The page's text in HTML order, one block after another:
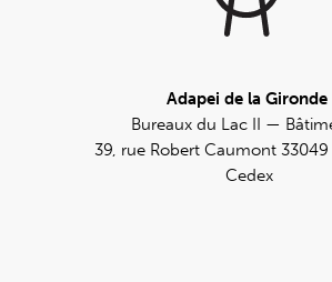
Adapei de la Gironde
Bureaux du Lac II —
39, rue Robert Caumont 33049
Cedex